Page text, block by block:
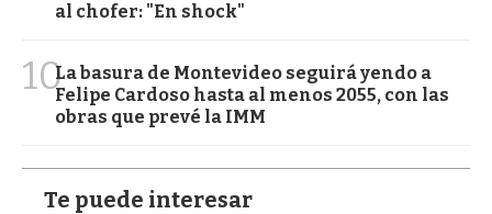
al chofer: "En shock"
10La basura de Montevideo seguirá yendo a
Felipe Cardoso hasta al menos 2055, con las
obras que prevé la IMM
Te puede interesar